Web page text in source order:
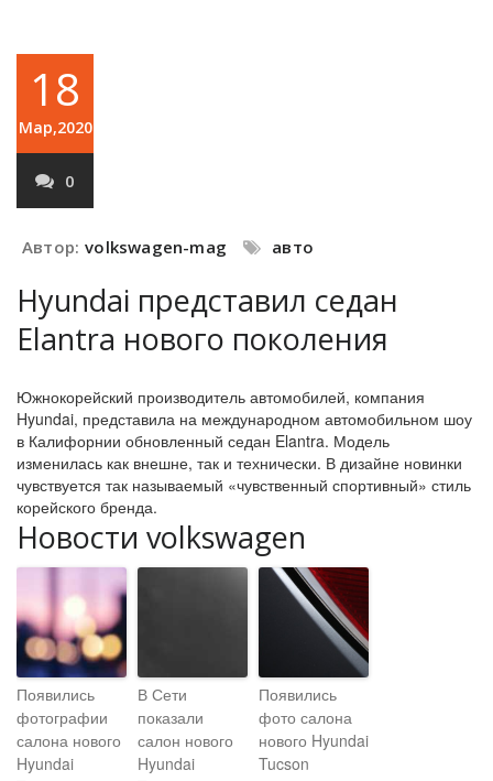
18
Мар,2020
0
Автор: volkswagen-mag авто
Hyundai представил седан
Elantra нового поколения
Южнокорейский производитель автомобилей, компания
Hyundai, представила на международном автомобильном шоу
в Калифорнии обновленный седан Elantra. Модель
изменилась как внешне, так и технически. В дизайне новинки
чувствуется так называемый «чувственный спортивный» стиль
корейского бренда.
Новости volkswagen
Появились
фотографии
салона нового
Hyundai
В Сети
показали
салон нового
Hyundai
Появились
фото салона
нового Hyundai
Tucson